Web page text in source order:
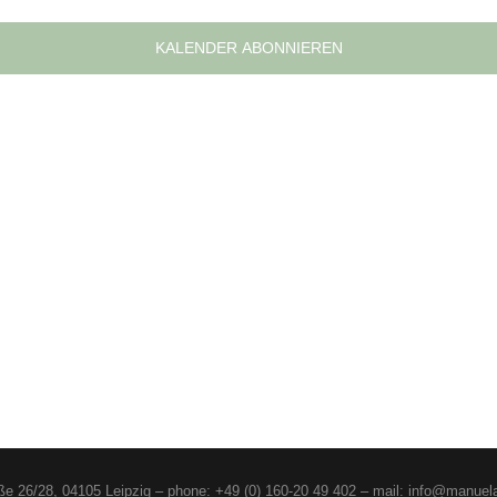
KALENDER ABONNIEREN
26/28, 04105 Leipzig – phone: +49 (0) 160-20 49 402 – mail: